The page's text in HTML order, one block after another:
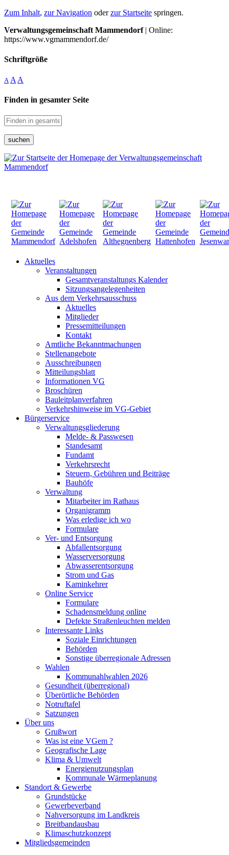
Zum Inhalt, zur Navigation oderzur Startseite springen.
Verwaltungsgemeinschaft Mammendorf| Online:
https://www.vgmammendorf.de/
Schriftgröße
A A A
Finden in gesamter Seite
suchen
Aktuelles
Veranstaltungen
Gesamtveranstaltungs Kalender
Sitzungsangelegenheiten
Aus dem Verkehrsausschuss
Aktuelles
Mitglieder
Pressemitteilungen
Kontakt
Amtliche Bekanntmachungen
Stellenangebote
Ausschreibungen
Mitteilungsblatt
Informationen VG
Broschüren
Bauleitplanverfahren
Verkehrshinweise im VG-Gebiet
Bürgerservice
Verwaltungsgliederung
Melde- & Passwesen
Standesamt
Fundamt
Verkehrsrecht
Steuern, Gebühren und Beiträge
Bauhöfe
Verwaltung
Mitarbeiter im Rathaus
Organigramm
Was erledige ich wo
Formulare
Ver- und Entsorgung
Abfallentsorgung
Wasserversorgung
Abwasserentsorgung
Strom und Gas
Kaminkehrer
Online Service
Formulare
Schadensmeldung online
Defekte Straßenleuchten melden
Interessante Links
Soziale Einrichtungen
Behörden
Sonstige überregionale Adressen
Wahlen
Kommunahlwahlen 2026
Gesundheit (überregional)
Überörtliche Behörden
Notruftafel
Satzungen
Über uns
Grußwort
Was ist eine VGem ?
Geografische Lage
Klima & Umwelt
Energienutzungsplan
Kommunale Wärmeplanung
Standort & Gewerbe
Grundstücke
Gewerbeverband
Nahversorgung im Landkreis
Breitbandausbau
Klimaschutzkonzept
Mitgliedsgemeinden